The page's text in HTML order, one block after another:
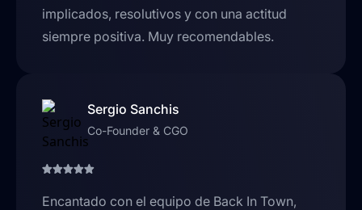
implicados, resolutivos y con una actitud
siempre positiva. Muy recomendables.
Sergio Sanchis
Co-Founder & CGO
Encantado con el equipo de Back In Town,